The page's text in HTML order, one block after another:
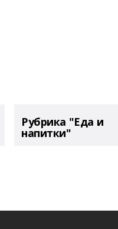
Рубрика "Еда и
напитки"